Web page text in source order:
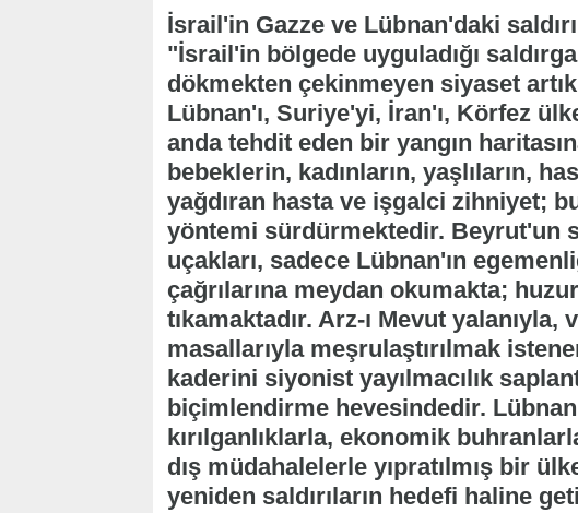
İsrail'in Gazze ve Lübnan'daki
"İsrail'in bölgede uyguladığı
dökmekten çekinmeyen siyaset
Lübnan'ı, Suriye'yi, İran'ı, Körfez
anda tehdit eden bir yangın
bebeklerin, kadınların, yaşlıların,
yağdıran hasta ve işgalci zihniyet;
yöntemi sürdürmektedir. Beyrut'un
uçakları, sadece Lübnan'ın
çağrılarına meydan okumakta;
tıkamaktadır. Arz-ı Mevut
masallarıyla meşrulaştırılmak
kaderini siyonist yayılmacılık
biçimlendirme hevesindedir. Lübnan
kırılganlıklarla, ekonomik
dış müdahalelerle yıpratılmış bir
yeniden saldırıların hedefi haline